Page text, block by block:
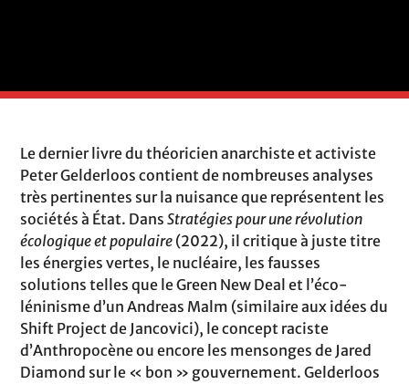
Le dernier livre du théoricien anarchiste et activiste
Peter Gelderloos contient de nombreuses analyses
très pertinentes sur la nuisance que représentent les
sociétés à État. DansStratégies pour une révolution
écologique et populaire (2022), il critique à juste titre
les énergies vertes, le nucléaire, les fausses
solutions telles que le Green New Deal et l’éco-
léninisme d’un Andreas Malm (similaire aux idées du
Shift Project de Jancovici), le concept raciste
d’Anthropocène ou encore les mensonges de Jared
Diamond sur le « bon » gouvernement. Gelderloos